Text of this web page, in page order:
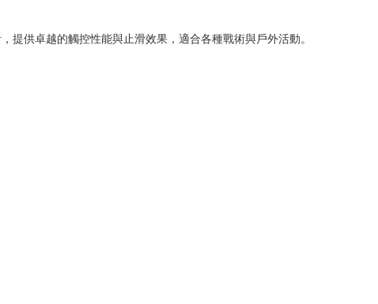
卓越的觸控性能與止滑效果，適合各種戰術與戶外活動。